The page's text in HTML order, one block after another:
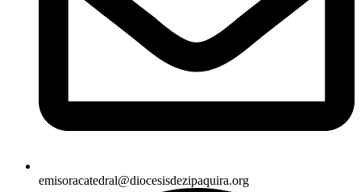
emisoracatedral@diocesisdezipaquira.org